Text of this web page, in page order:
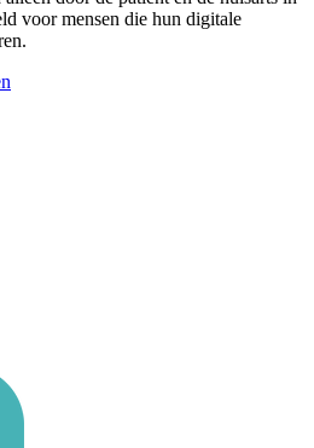
voor mensen die hun digitale